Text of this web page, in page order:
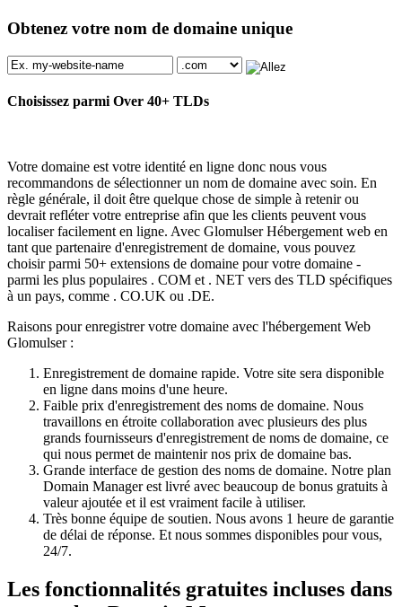
Obtenez votre nom de domaine unique
Choisissez parmi Over 40+ TLDs
Votre domaine est votre identité en ligne donc nous vous
recommandons de sélectionner un nom de domaine avec soin. En
règle générale, il doit être quelque chose de simple à retenir ou
devrait refléter votre entreprise afin que les clients peuvent vous
localiser facilement en ligne. Avec Glomulser Hébergement web en
tant que partenaire d'enregistrement de domaine, vous pouvez
choisir parmi 50+ extensions de domaine pour votre domaine -
parmi les plus populaires . COM et . NET vers des TLD spécifiques
à un pays, comme . CO.UK ou .DE.
Raisons pour enregistrer votre domaine avec l'hébergement Web
Glomulser :
Enregistrement de domaine rapide. Votre site sera disponible
en ligne dans moins d'une heure.
Faible prix d'enregistrement des noms de domaine. Nous
travaillons en étroite collaboration avec plusieurs des plus
grands fournisseurs d'enregistrement de noms de domaine, ce
qui nous permet de maintenir nos prix de domaine bas.
Grande interface de gestion des noms de domaine. Notre plan
Domain Manager est livré avec beaucoup de bonus gratuits à
valeur ajoutée et il est vraiment facile à utiliser.
Très bonne équipe de soutien. Nous avons 1 heure de garantie
de délai de réponse. Et nous sommes disponibles pour vous,
24/7.
Les fonctionnalités gratuites incluses dans